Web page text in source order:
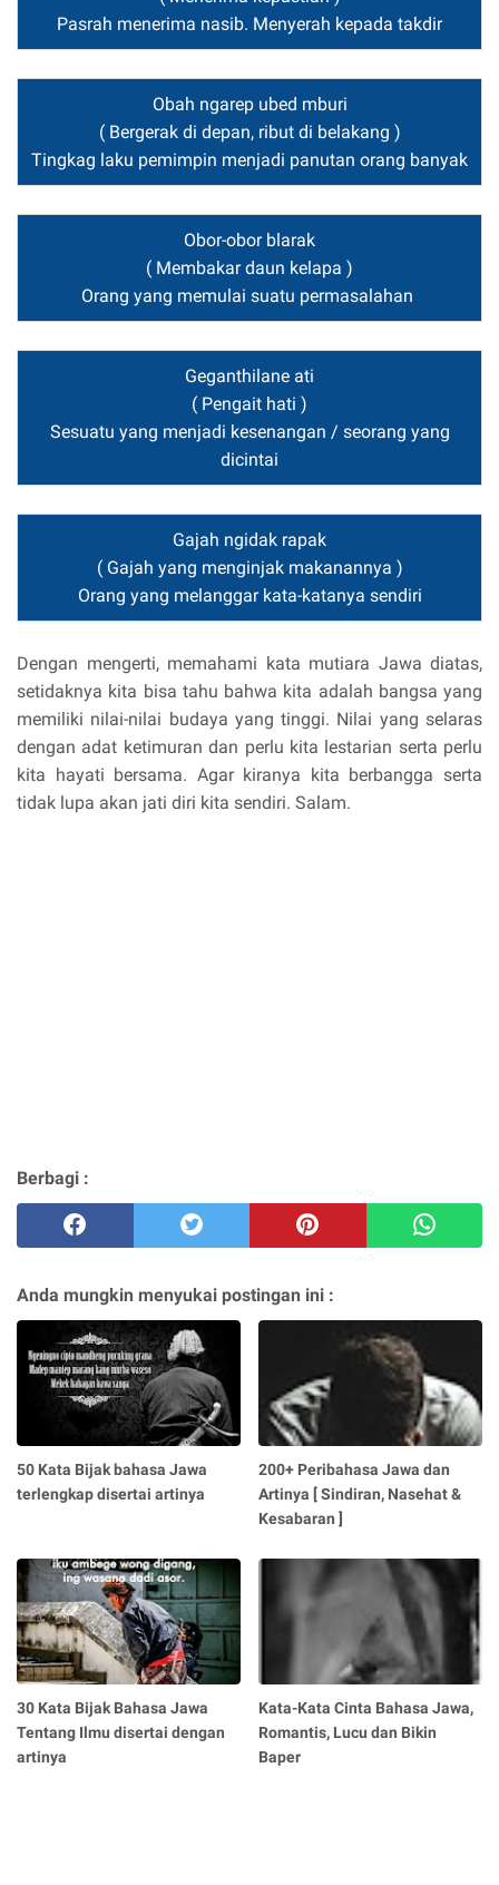
Pasrah menerima nasib. Menyerah kepada takdir
Obah ngarep ubed mburi
( Bergerak di depan, ribut di belakang )
Tingkag laku pemimpin menjadi panutan orang banyak
Obor-obor blarak
( Membakar daun kelapa )
Orang yang memulai suatu permasalahan
Geganthilane ati
( Pengait hati )
Sesuatu yang menjadi kesenangan / seorang yang
dicintai
Gajah ngidak rapak
( Gajah yang menginjak makanannya )
Orang yang melanggar kata-katanya sendiri
Dengan mengerti, memahami kata mutiara Jawa diatas,
setidaknya kita bisa tahu bahwa kita adalah bangsa yang
memiliki nilai-nilai budaya yang tinggi. Nilai yang selaras
dengan adat ketimuran dan perlu kita lestarian serta perlu
kita hayati bersama. Agar kiranya kita berbangga serta
tidak lupa akan jati diri kita sendiri. Salam.
Berbagi :
Anda mungkin menyukai postingan ini :
50 Kata Bijak bahasa Jawa
terlengkap disertai artinya
200+ Peribahasa Jawa dan
Artinya [ Sindiran, Nasehat &
Kesabaran ]
30 Kata Bijak Bahasa Jawa
Tentang Ilmu disertai dengan
artinya
Kata-Kata Cinta Bahasa Jawa,
Romantis, Lucu dan Bikin
Baper